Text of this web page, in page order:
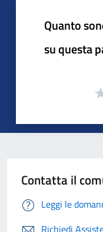
Quanto
su questa
Contatta il
Leggi le
Richiedi